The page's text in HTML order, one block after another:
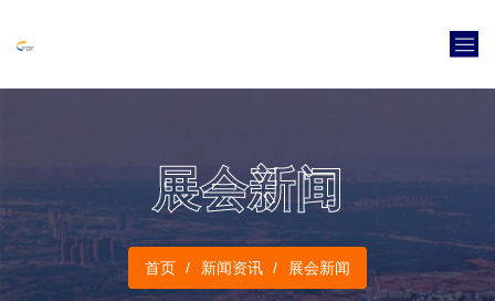
展会新闻
首页 新闻资讯 展会新闻